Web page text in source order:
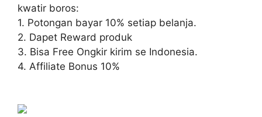
kwatir boros:
1. Potongan bayar 10% setiap belanja.
2. Dapet Reward produk
3. Bisa Free Ongkir kirim se Indonesia.
4. Affiliate Bonus 10%